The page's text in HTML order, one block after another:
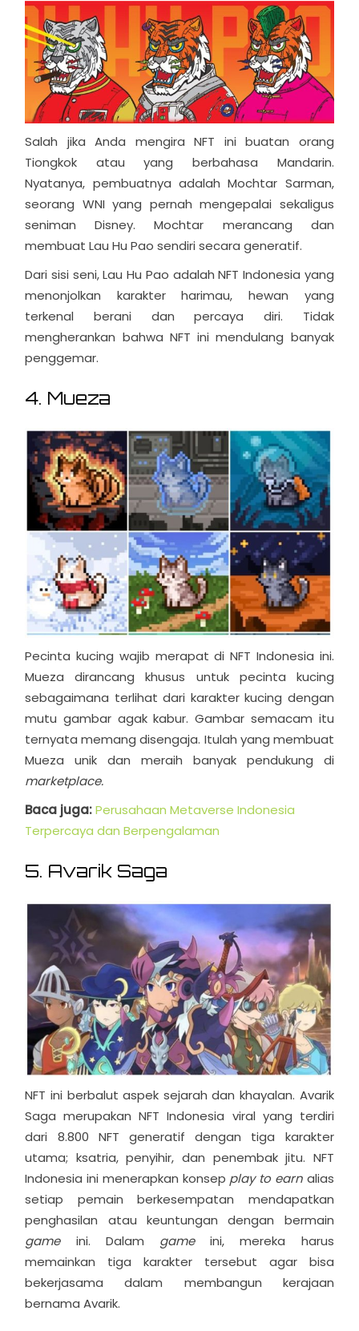
Salah jika Anda mengira NFT ini buatan orang
Tiongkok atau yang berbahasa Mandarin.
Nyatanya, pembuatnya adalah Mochtar Sarman,
seorang WNI yang pernah mengepalai sekaligus
seniman Disney. Mochtar merancang dan
membuat Lau Hu Pao sendiri secara generatif.
Dari sisi seni, Lau Hu Pao adalah NFT Indonesia yang
menonjolkan karakter harimau, hewan yang
terkenal berani dan percaya diri. Tidak
mengherankan bahwa NFT ini mendulang banyak
penggemar.
4. Mueza
Pecinta kucing wajib merapat di NFT Indonesia ini.
Mueza dirancang khusus untuk pecinta kucing
sebagaimana terlihat dari karakter kucing dengan
mutu gambar agak kabur. Gambar semacam itu
ternyata memang disengaja. Itulah yang membuat
Mueza unik dan meraih banyak pendukung di
marketplace.
Baca juga: Perusahaan Metaverse Indonesia
Terpercaya dan Berpengalaman
5. Avarik Saga
NFT ini berbalut aspek sejarah dan khayalan. Avarik
Saga merupakan NFT Indonesia viral yang terdiri
dari 8.800 NFT generatif dengan tiga karakter
utama; ksatria, penyihir, dan penembak jitu. NFT
Indonesia ini menerapkan konsep play to earn alias
setiap pemain berkesempatan mendapatkan
penghasilan atau keuntungan dengan bermain
game ini. Dalam gameini, mereka harus
memainkan tiga karakter tersebut agar bisa
bekerjasama dalam membangun kerajaan
bernama Avarik.